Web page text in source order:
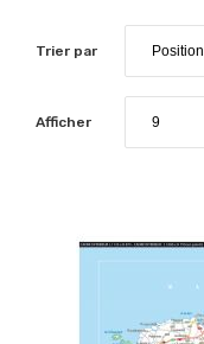
Trier par
Afficher